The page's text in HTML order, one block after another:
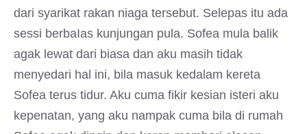
dari syarikat rakan niaga tersebut. Selepas itu ada
sessi berbaIas kunjungan pula. Sofea mula balik
agak lewat dari biasa dan aku masih tidak
menyedari hal ini, bila masuk kedalam kereta
Sofea terus tidur. Aku cuma fikir kesian isteri aku
kepenatan, yang aku nampak cuma bila di rumah